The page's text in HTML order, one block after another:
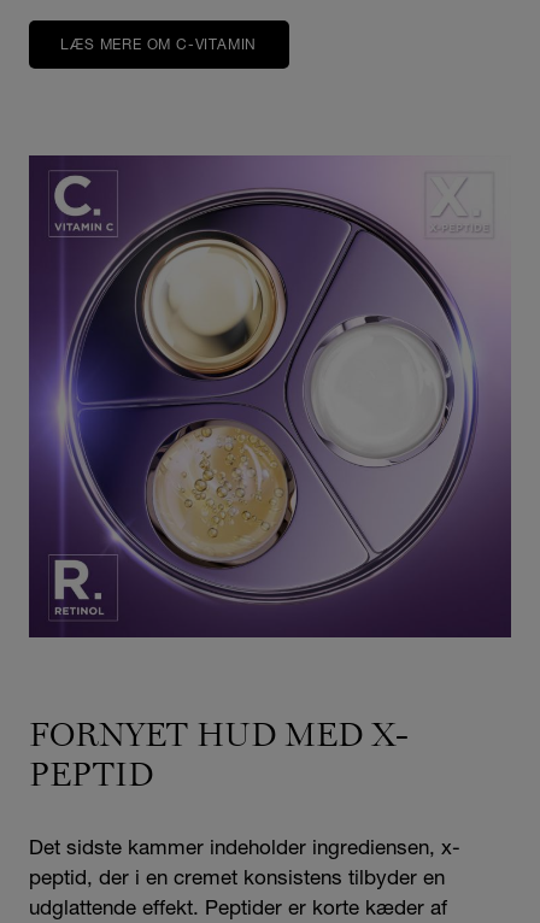
LÆS MERE OM C-VITAMIN
FORNYET HUD MED X-
PEPTID
Det sidste kammer indeholder ingrediensen, x-
peptid, der i en cremet konsistens tilbyder en
udglattende effekt. Peptider er korte kæder af